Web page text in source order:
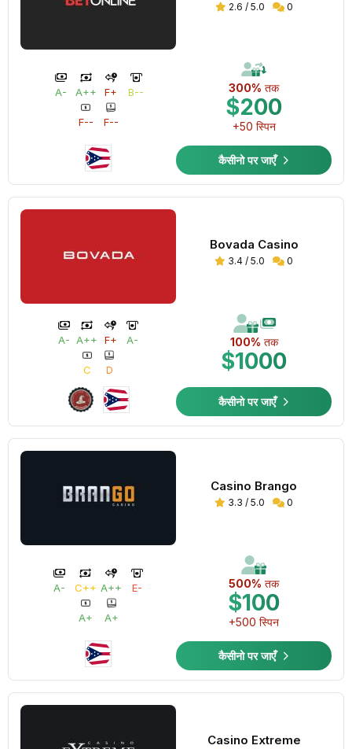
2.6 / 5.0 0
300% तक
$200
+50 स्पिन
A- A++ F+ B--
F-- F--
कैसीनो पर जाएँ
Bovada Casino
3.4 / 5.0 0
100% तक
$1000
A- A++ F+ A-
C D
कैसीनो पर जाएँ
Casino Brango
3.3 / 5.0 0
500% तक
$100
+500 स्पिन
A- C++ A++ E-
A+ A+
कैसीनो पर जाएँ
Casino Extreme